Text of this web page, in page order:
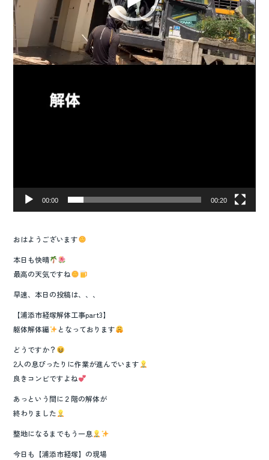
00:00 00:20
おはようございます
本日も快晴
最高の天気ですね
早速、本日の投稿は、、、
【浦添市経塚解体工事part3】
躯体解体編
となっております
どうですか？
2人の息ぴったりに作業が進んでいます
良きコンビですよね
あっという間に２階の解体が
終わりました
整地になるまでもう一息
今日も【浦添市経塚】の現場